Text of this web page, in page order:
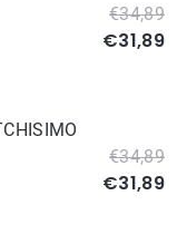
€34,89
€31,89
€34,89
€31,89